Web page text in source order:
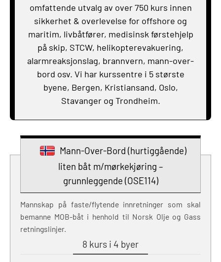
omfattende utvalg av over 750 kurs innen
sikkerhet & overlevelse for offshore og
maritim, livbåtfører, medisinsk førstehjelp
på skip, STCW, helikopterevakuering,
alarmreaksjonslag, brannvern, mann-over-
bord osv. Vi har kurssentre i 5 største
byene, Bergen, Kristiansand, Oslo,
Stavanger og Trondheim.
Mann-Over-Bord (hurtiggående)
liten båt m/mørkekjøring –
grunnleggende (OSE114)
Mannskap på faste/flytende innretninger som skal
bemanne MOB-båt i henhold til Norsk Olje og Gass
retningslinjer.
8 kurs i 4 byer